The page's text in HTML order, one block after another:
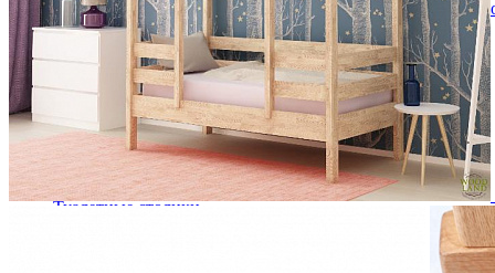
Кровати полутороспальные с подъемным
Зеркала
Кровати двуспальные
Кровати металлические
Кровати односпальные
Кровати полутороспальные
Решетки и настилы под матрас
Спальные гарнитуры
Тахта
Туалетные столики